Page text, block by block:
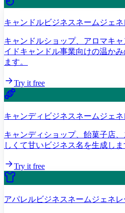
キャンドルビジネスネームジェ
キャンドルショップ、アロマキ
イドキャンドル事業向けの温か
ます。
Try it free
キャンディビジネスネームジェ
キャンディショップ、飴菓子店
しくて甘いビジネス名を生成しま
Try it free
アパレルビジネスネームジェネ